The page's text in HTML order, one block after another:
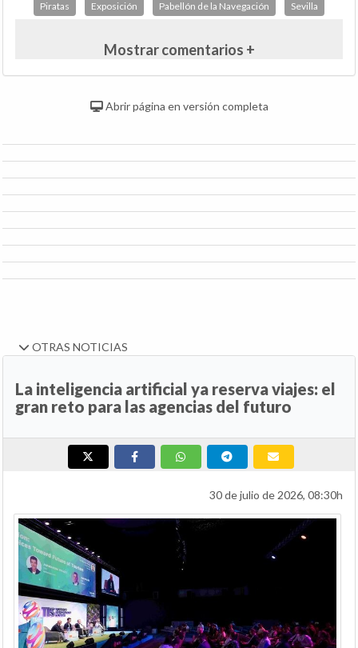
Piratas Exposición Pabellón de la Navegación Sevilla
Mostrar comentarios +
Abrir página en versión completa
OTRAS NOTICIAS
La inteligencia artificial ya reserva viajes: el
gran reto para las agencias del futuro
30 de julio de 2026, 08:30h